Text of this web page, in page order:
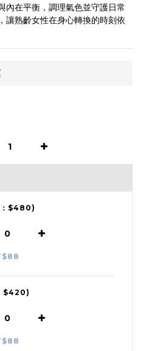
內在平衡，調理氣色並守護日常
讓熟齡女性在身心轉換的時刻依
：$480)
$420)